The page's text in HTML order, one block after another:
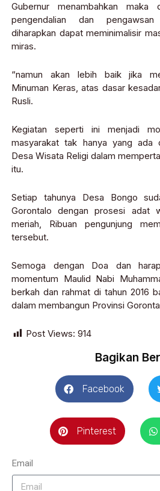
Gubernur menambahkan maka
pengendalian dan
diharapkan dapat meminimalisir
miras.
“namun akan lebih baik jika
Minuman Keras, atas dasar
Rusli.
Kegiatan seperti ini menjadi
masyarakat tak hanya yang ada
Desa Wisata Religi dalam
itu.
Setiap tahunya Desa Bongo
Gorontalo dengan prosesi adat
meriah, Ribuan pengunjung
tersebut.
Semoga dengan Doa dan
momentum Maulid Nabi
berkah dan rahmat di tahun 2016
dalam membangun Provinsi
Post Views: 914
Bagikan
Facebook
Pinterest
Email